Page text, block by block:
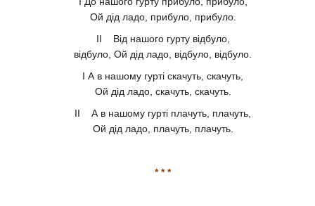
Ой дід ладо, прибуло, прибуло.
II Від нашого гурту відбуло,
відбуло, Ой дід ладо, відбуло, відбуло.
І А в нашому гурті скачуть, скачуть,
Ой дід ладо, скачуть, скачуть.
II А в нашому гурті плачуть, плачуть,
Ой дід ладо, плачуть, плачуть.
* * *